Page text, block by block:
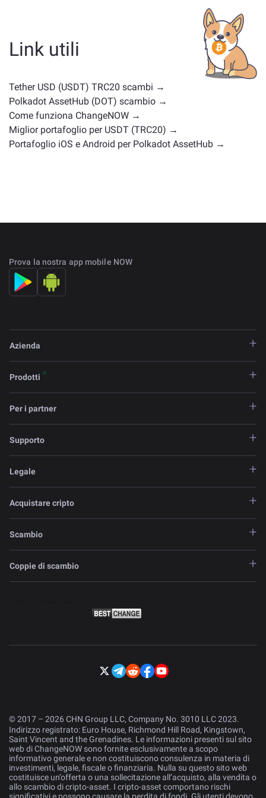
— che si tratti di una stablecoin, un token di utilità, una
moneta di governance o di un altro tipo. Le alternative
comuni includono altre criptovalute con casi d'uso o
posizioni di mercato simili. Controlla tutti gli asset
pagina principale di
scambio.
Link utili
Tether USD (USDT) TRC20 scambi →
Polkadot AssetHub (DOT) scambio →
Come funziona ChangeNOW →
Miglior portafoglio per USDT (TRC20) →
Portafoglio iOS e Android per Polkadot AssetHub →
Prova la nostra app mobile NOW
Azienda
Prodotti
Per i partner
Supporto
Legale
Acquistare cripto
Scambio
Coppie di scambio
© 2017 – 2026 CHN Group LLC, Company No. 3010 LLC 2023.
Indirizzo registrato: Euro House, Richmond Hill Road, Kingstown,
Saint Vincent and the Grenadines. Le informazioni presenti sul sito
web di ChangeNOW sono fornite esclusivamente a scopo
informativo generale e non costituiscono consulenza in materia di
investimenti, legale, fiscale o finanziaria. Nulla su questo sito web
costituisce un’offerta o una sollecitazione all’acquisto, alla vendita o
allo scambio di cripto-asset. I cripto-asset comportano rischi